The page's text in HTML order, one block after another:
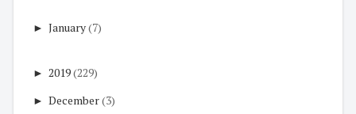
► January(7)
► 2019(229)
► December(3)